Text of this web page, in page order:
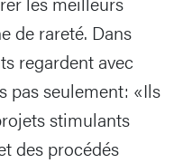
de rareté. Dans
regardent avec
pas seulement: «Ils
stimulants
des procédés